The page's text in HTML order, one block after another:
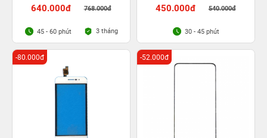
640.000đ 768.000đ
45 - 60 phút 3 tháng
450.000đ 540.000đ
30 - 45 phút
-80.000đ -52.000đ